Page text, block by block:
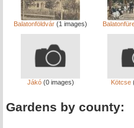
Balatonföldvár (1 images)
Jákó(0 images) Kötcse
Gardens by county: